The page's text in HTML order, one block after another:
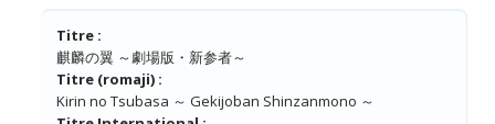
Titre :
麒麟の翼 ～劇場版・新参者～
Titre (romaji) :
Kirin no Tsubasa ～ Gekijoban Shinzanmono ～